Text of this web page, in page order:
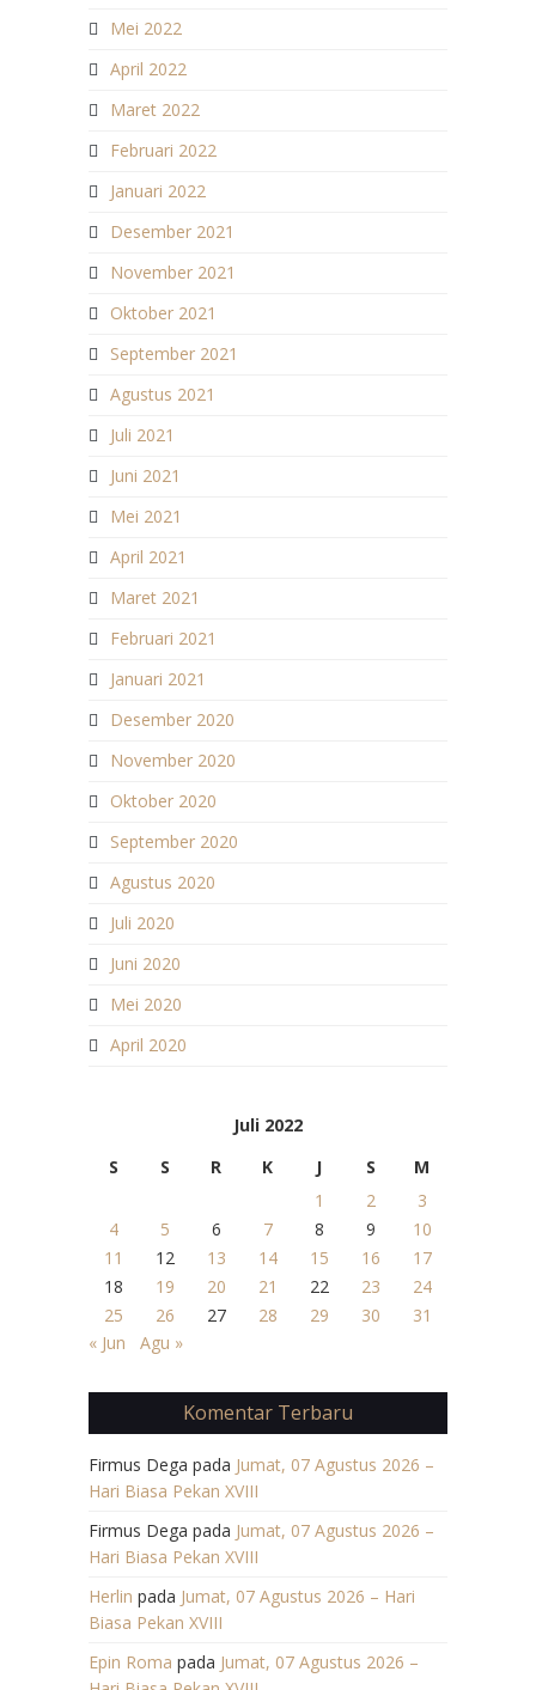
Mei 2022
April 2022
Maret 2022
Februari 2022
Januari 2022
Desember 2021
November 2021
Oktober 2021
September 2021
Agustus 2021
Juli 2021
Juni 2021
Mei 2021
April 2021
Maret 2021
Februari 2021
Januari 2021
Desember 2020
November 2020
Oktober 2020
September 2020
Agustus 2020
Juli 2020
Juni 2020
Mei 2020
April 2020
Juli 2022
S
S R K J S
M
1
2
3
4
5 6 7 8 9
10
11
12 13 14 15 16
17
18
19 20 21 22 23
24
25
26 27 28 29 30
31
« Jun
Agu »
Komentar Terbaru
Firmus Dega pada Jumat, 07 Agustus 2026 –
Hari Biasa Pekan XVIII
Firmus Dega pada Jumat, 07 Agustus 2026 –
Hari Biasa Pekan XVIII
Herlin pada Jumat, 07 Agustus 2026 – Hari
Biasa Pekan XVIII
Epin Roma pada Jumat, 07 Agustus 2026 –